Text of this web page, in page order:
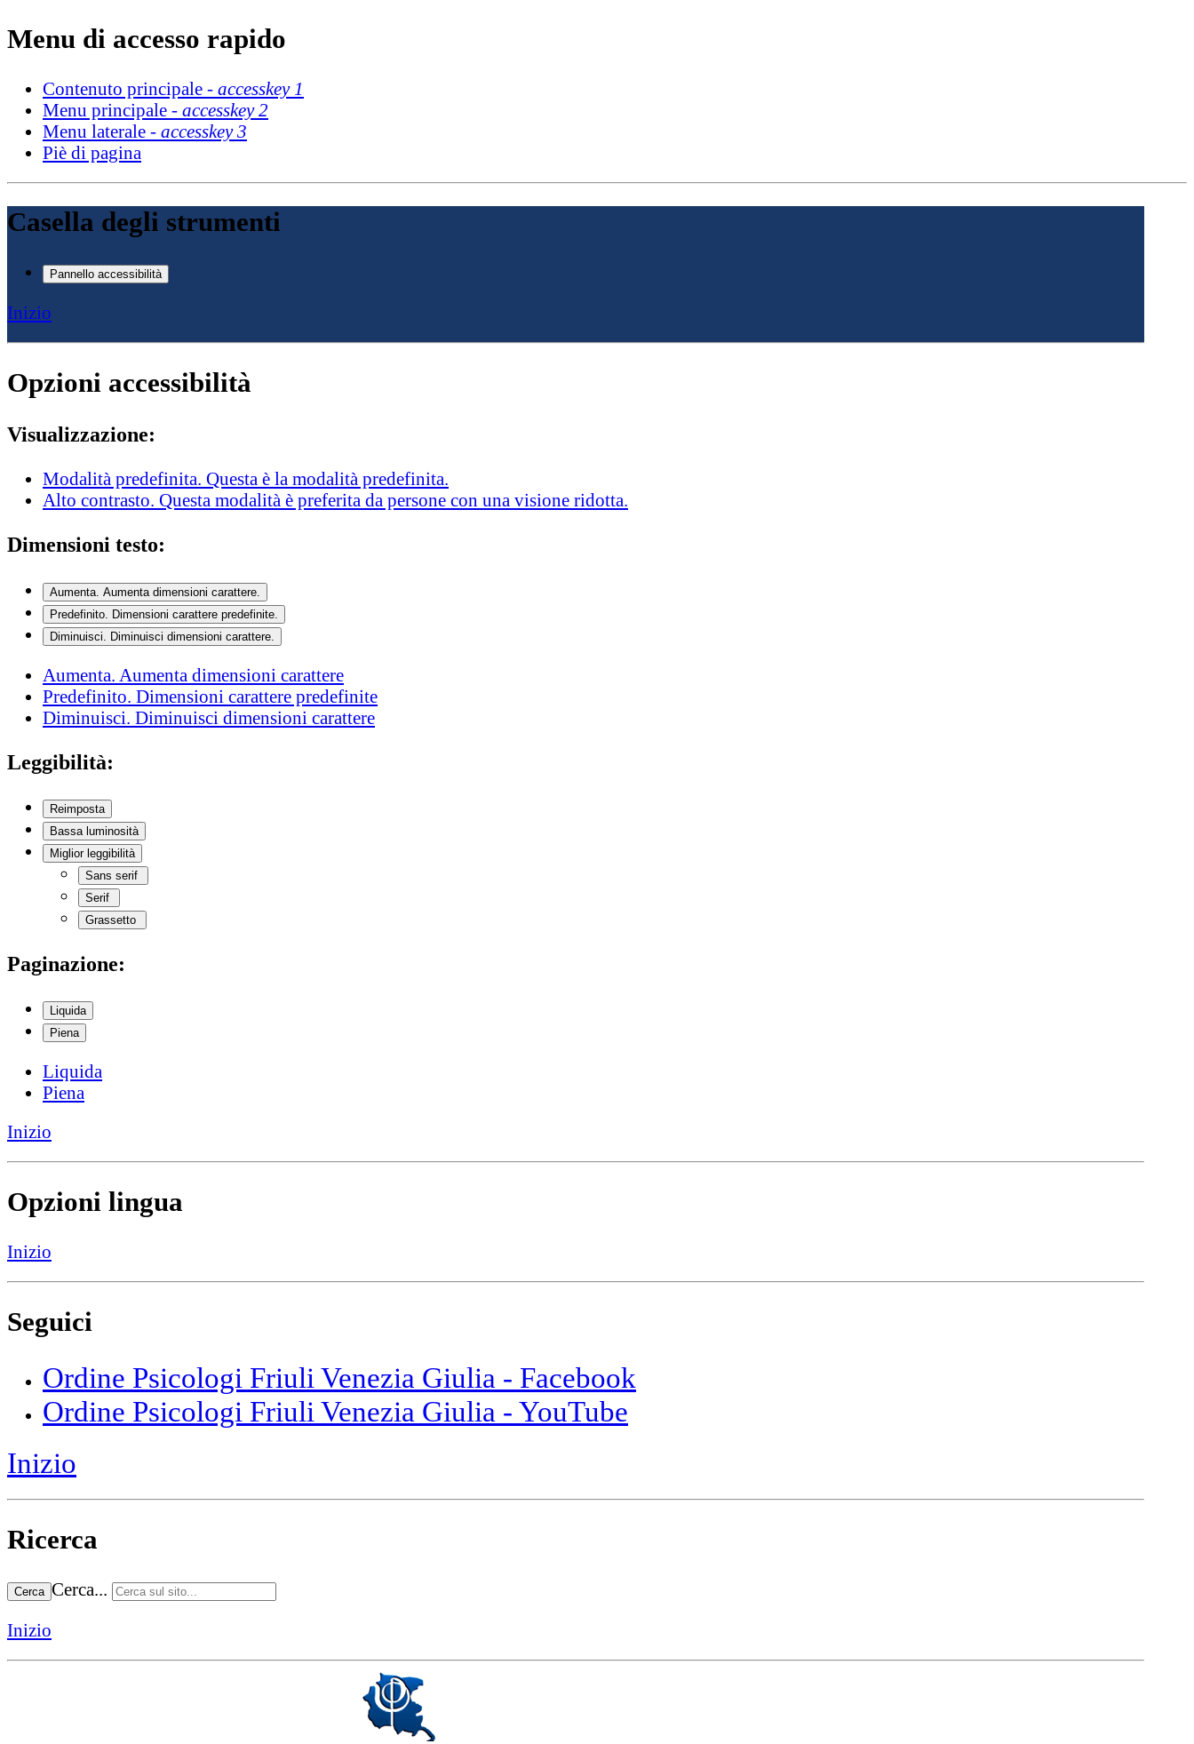
Menu di accesso rapido
Contenuto principale - accesskey 1
Menu principale - accesskey 2
Menu laterale - accesskey 3
Piè di pagina
Casella degli strumenti
Pannello accessibilità
Inizio
Opzioni accessibilità
Visualizzazione:
Modalità predefinita. Questa è la modalità predefinita.
Alto contrasto. Questa modalità è preferita da persone con una visione ridotta.
Dimensioni testo:
Aumenta . Aumenta dimensioni carattere.
Predefinito . Dimensioni carattere predefinite.
Diminuisci . Diminuisci dimensioni carattere.
Aumenta . Aumenta dimensioni carattere
Predefinito . Dimensioni carattere predefinite
Diminuisci . Diminuisci dimensioni carattere
Leggibilità:
Reimposta
Bassa luminosità
Miglior leggibilità
Sans serif
Serif
Grassetto
Paginazione:
Liquida
Piena
Liquida
Piena
Inizio
Opzioni lingua
Inizio
Seguici
Ordine Psicologi Friuli Venezia Giulia - Facebook
Ordine Psicologi Friuli Venezia Giulia - YouTube
Inizio
Ricerca
Cerca Cerca...
Inizio